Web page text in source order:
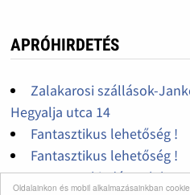
Oldalainkon és mobil alkalmazásainkban
APRÓHIRDETÉS
Zalakarosi szállások-
Hegyalja utca 14
Fantasztikus lehetőség !
Fantasztikus lehetőség !
Apartmankiadás